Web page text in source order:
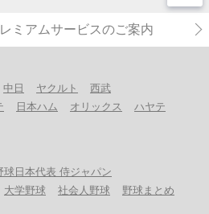
ミアムサービスのご案内
中日 ヤクルト
西武
日本ハム オリックス
ハヤテ
球日本代表 侍ジャパン
大学野球 社会人野球 野球まとめ